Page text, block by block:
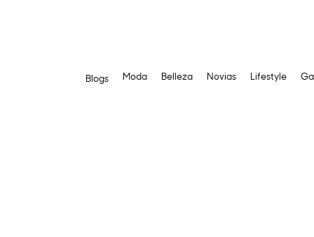
Blogs Moda Belleza Novias Lifestyle